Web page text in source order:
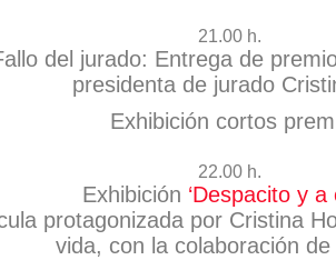
21.00 h.
del jurado: Entrega de
presidenta de jurado
Exhibición cortos
22.00 h.
Exhibición ‘Despacito y a
protagonizada por Cristina
vida, con la colaboración de